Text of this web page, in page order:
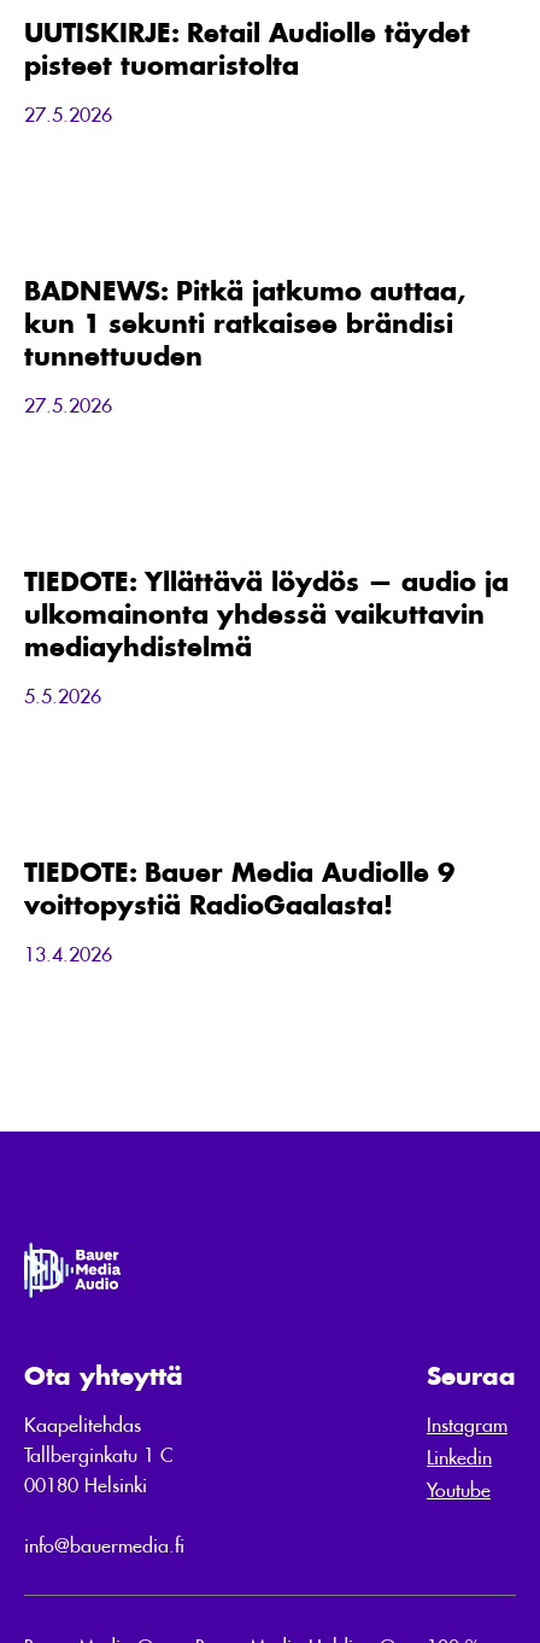
täydet
pisteet
tuomaristolta
UUTISKIRJE: Retail Audiolle täydet
pisteet tuomaristolta
27.5.2026
auttaa,
kun
1
sekunti
ratkaisee
brändisi
tunnettuuden
BADNEWS: Pitkä jatkumo auttaa,
kun 1 sekunti ratkaisee brändisi
tunnettuuden
27.5.2026
—
audio
ja
ulkomainonta
yhdessä
vaikuttavin
mediayhdistelmä
TIEDOTE: Yllättävä löydös — audio ja
ulkomainonta yhdessä vaikuttavin
mediayhdistelmä
5.5.2026
Audiolle
9
voittopystiä
TIEDOTE: Bauer Media Audiolle 9
voittopystiä RadioGaalasta!
13.4.2026
Ota yhteyttä
Kaapelitehdas
Tallberginkatu 1 C
00180 Helsinki
info@bauermedia.fi
Seuraa
Instagram
Linkedin
Youtube